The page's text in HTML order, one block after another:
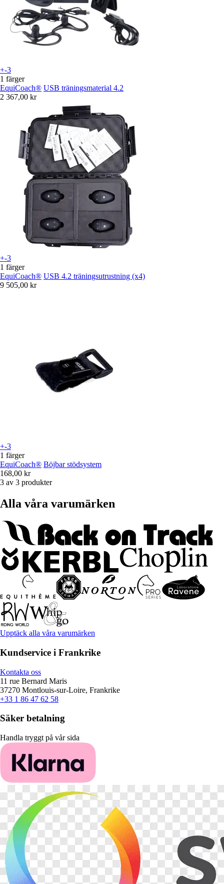
+-3
1 färger
EquiCoach® USB träningsmaterial 4.2
2 367,00 kr
+-3
1 färger
EquiCoach® USB 4.2 träningsutrustning (x4)
9 505,00 kr
+-3
1 färger
EquiCoach® Böjbar stödsystem
168,00 kr
3 av 3 produkter
Alla våra varumärken
Upptäck alla våra varumärken
Kundservice i Frankrike
Kontakta oss
11 rue Bernard Maris
37270 Montlouis-sur-Loire, Frankrike
+33 1 86 47 62 58
Säker betalning
Handla tryggt på vår sida